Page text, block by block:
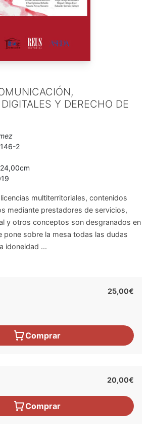
Y DERECHO DE
2
multiterritoriales, contenidos
mediante prestadores de servicios,
y otros conceptos son desgranados en
pone sobre la mesa todas las dudas
idoneidad ...
25,00€
Comprar
20,00€
Comprar